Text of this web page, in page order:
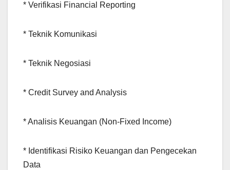
* Verifikasi Financial Reporting
* Teknik Komunikasi
* Teknik Negosiasi
* Credit Survey and Analysis
* Analisis Keuangan (Non-Fixed Income)
* Identifikasi Risiko Keuangan dan Pengecekan
Data